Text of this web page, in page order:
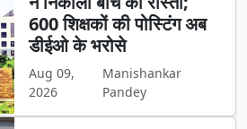
600 शिक्षकों की पोस्टिंग अब
डीईओ के भरोसे
Aug 09,
2026
Manishankar
Pandey